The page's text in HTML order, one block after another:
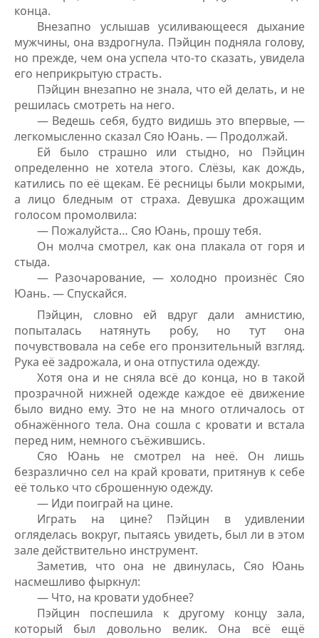
конца.
Внезапно услышав усиливающееся дыхание
мужчины, она вздрогнула. Пэйцин подняла голову,
но прежде, чем она успела что-то сказать, увидела
его неприкрытую страсть.
Пэйцин внезапно не знала, что ей делать, и не
решилась смотреть на него.
— Ведешь себя, будто видишь это впервые, —
легкомысленно сказал Сяо Юань. — Продолжай.
Ей было страшно или стыдно, но Пэйцин
определенно не хотела этого. Слёзы, как дождь,
катились по её щекам. Её ресницы были мокрыми,
а лицо бледным от страха. Девушка дрожащим
голосом промолвила:
— Пожалуйста… Сяо Юань, прошу тебя.
Он молча смотрел, как она плакала от горя и
стыда.
— Разочарование, — холодно произнёс Сяо
Юань. — Спускайся.
Пэйцин, словно ей вдруг дали амнистию,
попыталась натянуть робу, но тут она
почувствовала на себе его пронзительный взгляд.
Рука её задрожала, и она отпустила одежду.
Хотя она и не сняла всё до конца, но в такой
прозрачной нижней одежде каждое её движение
было видно ему. Это не на много отличалось от
обнажённого тела. Она сошла с кровати и встала
перед ним, немного съёжившись.
Сяо Юань не смотрел на неё. Он лишь
безразлично сел на край кровати, притянув к себе
её только что сброшенную одежду.
— Иди поиграй на цине.
Играть на цине? Пэйцин в удивлении
огляделась вокруг, пытаясь увидеть, был ли в этом
зале действительно инструмент.
Заметив, что она не двинулась, Сяо Юань
насмешливо фыркнул:
— Что, на кровати удобнее?
Пэйцин поспешила к другому концу зала,
который был довольно велик. Она всё ещё